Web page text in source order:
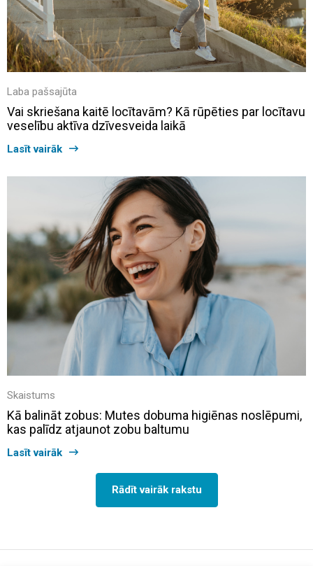
Laba pašsajūta
Vai skriešana kaitē locītavām? Kā rūpēties par locītavu
veselību aktīva dzīvesveida laikā
Lasīt vairāk
Skaistums
Kā balināt zobus: Mutes dobuma higiēnas noslēpumi,
kas palīdz atjaunot zobu baltumu
Lasīt vairāk
Rādīt vairāk rakstu